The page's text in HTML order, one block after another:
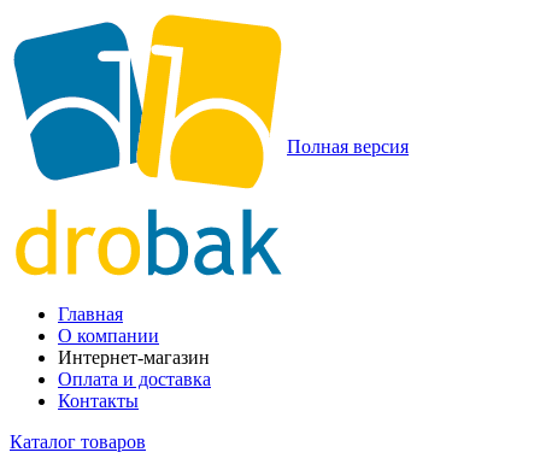
Полная версия
Главная
О компании
Интернет-магазин
Оплата и доставка
Контакты
Каталог товаров